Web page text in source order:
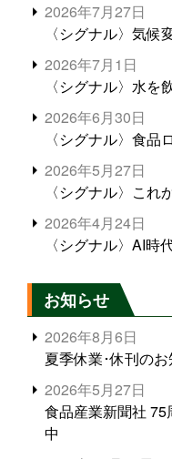
2026年7月27日
〈シグナル〉気候
2026年7月1日
〈シグナル〉水を
2026年6月30日
〈シグナル〉食品
2026年5月27日
〈シグナル〉これ
2026年4月24日
〈シグナル〉AI時
お知らせ
2026年8月6日
夏季休業･休刊の
2026年5月27日
食品産業新聞社
中